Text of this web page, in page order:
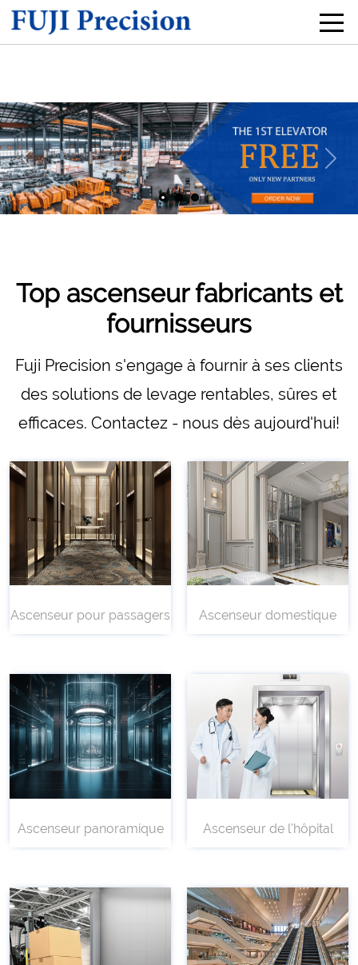
Précédent
Top ascenseur fabricants et
fournisseurs
Fuji Precision s'engage à fournir à ses clients
des solutions de levage rentables, sûres et
efficaces. Contactez - nous dès aujourd'hui!
Ascenseur pour passagers Ascenseur domestique
Ascenseur panoramique Ascenseur de l'hôpital